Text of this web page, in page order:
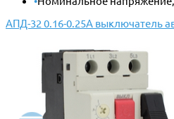
АПД-32 0.16-0.25А выключатель